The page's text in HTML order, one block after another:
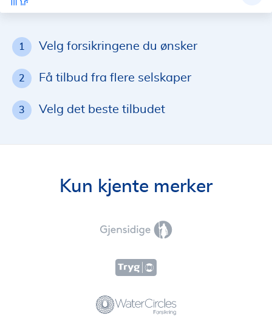
1 Velg forsikringene du ønsker
2 Få tilbud fra flere selskaper
3 Velg det beste tilbudet
Kun kjente merker